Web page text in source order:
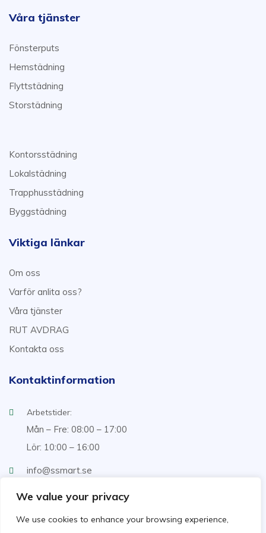
We value your privacy
We use cookies to enhance your browsing experience,
Våra tjänster
Fönsterputs
Hemstädning
Flyttstädning
Storstädning
Kontorsstädning
Lokalstädning
Trapphusstädning
Byggstädning
Viktiga länkar
Om oss
Varför anlita oss?
Våra tjänster
RUT AVDRAG
Kontakta oss
Kontaktinformation
Arbetstider:
Mån – Fre: 08:00 – 17:00
Lör: 10:00 – 16:00
info@ssmart.se
+46707322222